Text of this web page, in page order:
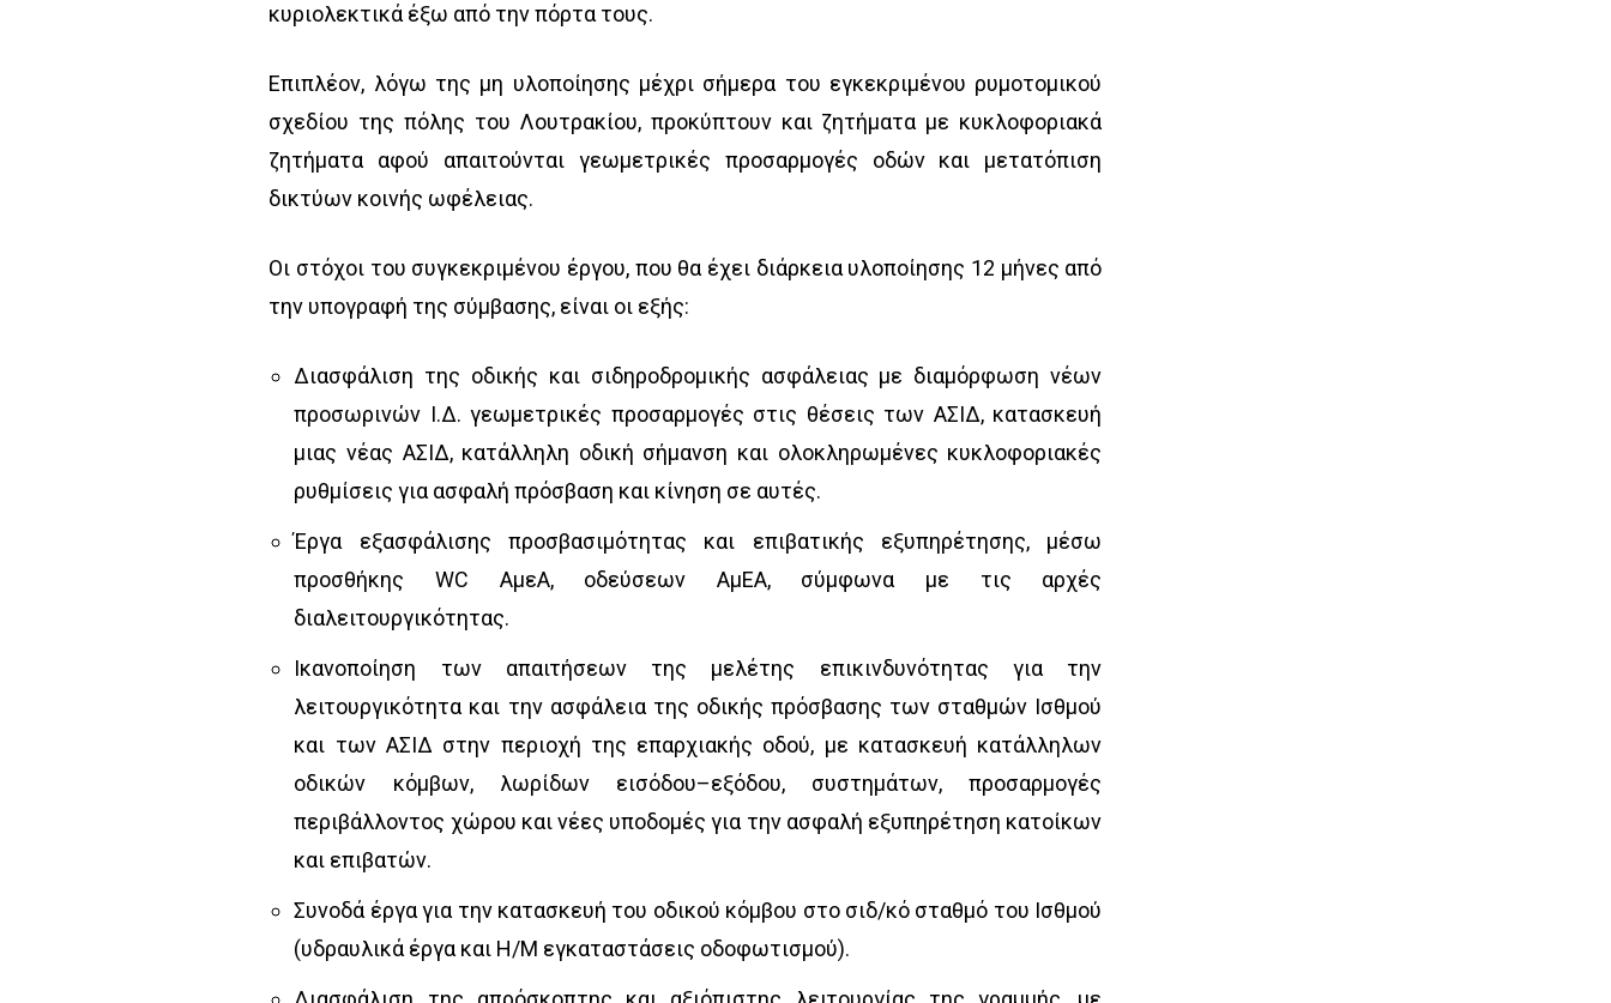
κυριολεκτικά έξω από την πόρτα τους.
Επιπλέον, λόγω της μη υλοποίησης μέχρι σήμερα του εγκεκριμένου ρυμοτομικού
σχεδίου της πόλης του Λουτρακίου, προκύπτουν και ζητήματα με κυκλοφοριακά
ζητήματα αφού απαιτούνται γεωμετρικές προσαρμογές οδών και μετατόπιση
δικτύων κοινής ωφέλειας.
Οι στόχοι του συγκεκριμένου έργου, που θα έχει διάρκεια υλοποίησης 12 μήνες από
την υπογραφή της σύμβασης, είναι οι εξής:
Διασφάλιση της οδικής και σιδηροδρομικής ασφάλειας με διαμόρφωση νέων
προσωρινών Ι.Δ. γεωμετρικές προσαρμογές στις θέσεις των ΑΣΙΔ, κατασκευή
μιας νέας ΑΣΙΔ, κατάλληλη οδική σήμανση και ολοκληρωμένες κυκλοφοριακές
ρυθμίσεις για ασφαλή πρόσβαση και κίνηση σε αυτές.
Έργα εξασφάλισης προσβασιμότητας και επιβατικής εξυπηρέτησης, μέσω
προσθήκης WC ΑμεΑ, οδεύσεων ΑμΕΑ, σύμφωνα με τις αρχές
διαλειτουργικότητας.
Ικανοποίηση των απαιτήσεων της μελέτης επικινδυνότητας για την
λειτουργικότητα και την ασφάλεια της οδικής πρόσβασης των σταθμών Ισθμού
και των ΑΣΙΔ στην περιοχή της επαρχιακής οδού, με κατασκευή κατάλληλων
οδικών κόμβων, λωρίδων εισόδου–εξόδου, συστημάτων, προσαρμογές
περιβάλλοντος χώρου και νέες υποδομές για την ασφαλή εξυπηρέτηση κατοίκων
και επιβατών.
Συνοδά έργα για την κατασκευή του οδικού κόμβου στο σιδ/κό σταθμό του Ισθμού
(υδραυλικά έργα και Η/Μ εγκαταστάσεις οδοφωτισμού).